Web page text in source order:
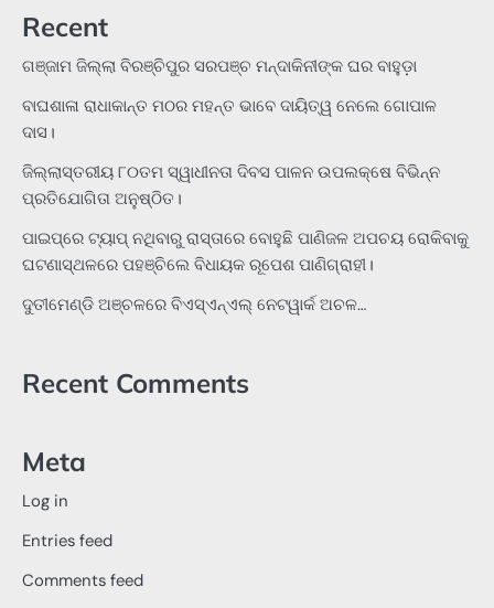
Recent
ଗଞ୍ଜାମ ଜିଲ୍ଲା ବିରଞ୍ଚିପୁର ସରପଞ୍ଚ ମନ୍ଦାକିନୀଙ୍କ ଘର ବାହୁଡ଼ା
ବାଘଶାଳା ରାଧାକାନ୍ତ ମଠର ମହନ୍ତ ଭାବେ ଦାୟିତ୍ୱ ନେଲେ ଗୋପାଳ
ଦାସ।
ଜିଲ୍ଲାସ୍ତରୀୟ ୮୦ତମ ସ୍ୱାଧୀନତା ଦିବସ ପାଳନ ଉପଲକ୍ଷେ ବିଭିନ୍ନ
ପ୍ରତିଯୋଗିତା ଅନୁଷ୍ଠିତ।
ପାଇପ୍‌ରେ ଟ୍ୟାପ୍‌ ନଥିବାରୁ ରାସ୍ତାରେ ବୋହୁଛି ପାଣିଜଳ ଅପଚୟ ରୋକିବାକୁ
ଘଟଣାସ୍ଥଳରେ ପହଞ୍ଚିଲେ ବିଧାୟକ ରୂପେଶ ପାଣିଗ୍ରାହୀ।
ଦୁତୀମେଣ୍ଡି ଅଞ୍ଚଳରେ ବିଏସ୍‌ଏନ୍‌ଏଲ୍‌ ନେଟୱାର୍କ ଅଚଳ…
Recent Comments
Meta
Log in
Entries feed
Comments feed